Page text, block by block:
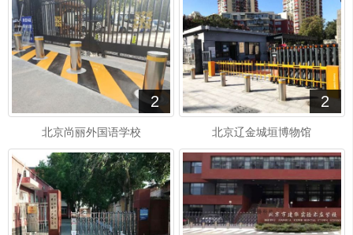
2
北京尚丽外国语学校
2
北京辽金城垣博物馆